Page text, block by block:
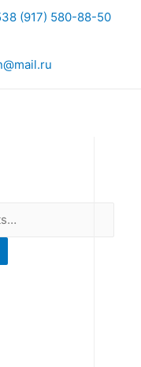
8 (917) 580-88-50